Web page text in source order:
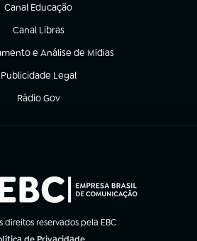
Canal Educação
(abre em nova aba)
Canal Libras
(abre em nova aba)
e Análise de Mídias
nova aba)
Publicidade Legal
(abre em nova aba)
Rádio Gov
(abre em nova aba)
direitos reservados pela EBC